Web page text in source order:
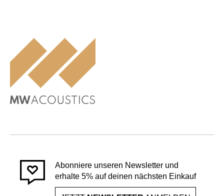
Abonniere unseren Newsletter und
erhalte 5% auf deinen nächsten Einkauf